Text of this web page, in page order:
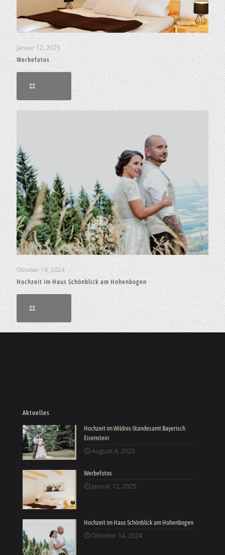
Januar 12, 2025
Werbefotos
Oktober 14, 2024
Hochzeit im Haus Schönblick am Hohenbogen
Aktuelles
Hochzeit im Wildnis-Standesamt Bayerisch
Eisenstein
August 4, 2025
Werbefotos
Januar 12, 2025
Hochzeit im Haus Schönblick am Hohenbogen
Oktober 14, 2024